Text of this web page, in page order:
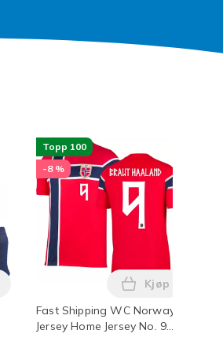
160cm) Nr.9 Haaland Nr.9
Ultimate bilripefjerner med Nano
2026 World Cup Norge Fotball
Topp 100
-8 %
Fast Shipping WC Norway
Jersey Home Jersey No. 9
Legg Fast
Kjøp